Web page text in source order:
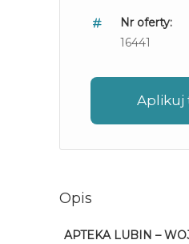
Nr oferty:
16441
Aplikuj
Opis
APTEKA LUBIN –